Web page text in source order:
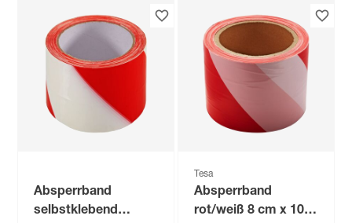
Absperrband
selbstklebend
Tesa
Absperrband
rot/weiß 8 cm x 100